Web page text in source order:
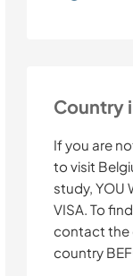
Country
If you are
to visit
study, YOU
VISA. To
contact the
country